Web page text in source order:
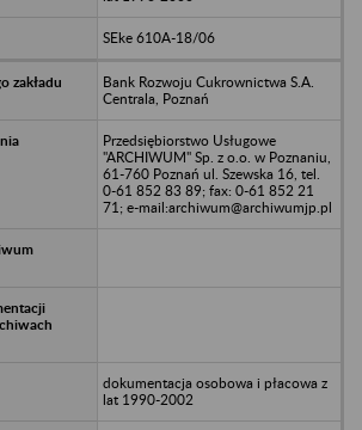
SEke 610A-18/06
Bank Rozwoju Cukrownictwa S.A.
Centrala, Poznań
Przedsiębiorstwo Usługowe
"ARCHIWUM" Sp. z o.o. w Poznaniu,
61-760 Poznań ul. Szewska 16, tel.
0-61 852 83 89; fax: 0-61 852 21
71; e-mail:archiwum@archiwumjp.pl
dokumentacja osobowa i płacowa z
lat 1990-2002